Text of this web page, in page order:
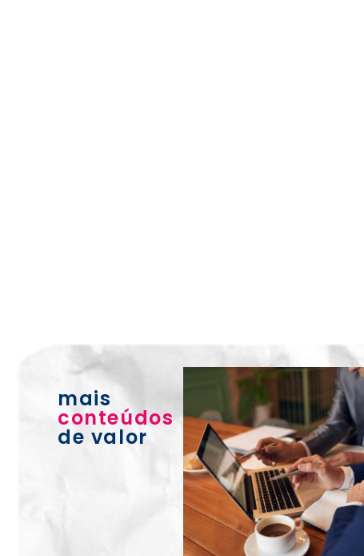
mais
conteúdos
de valor